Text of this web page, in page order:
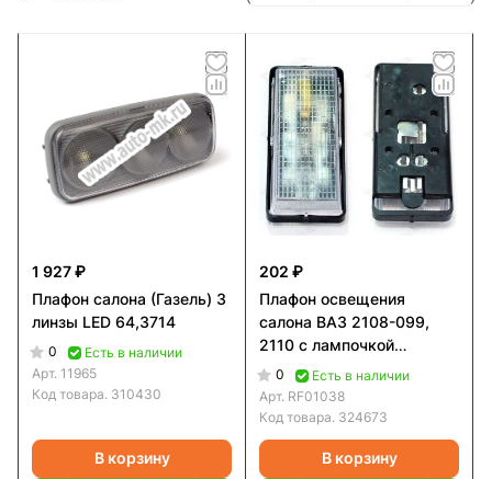
1 927 ₽
Плафон салона (Газель) 3
линзы LED 64,3714
0
Есть в наличии
Арт. 11965
Код товара. 310430
В корзину
202 ₽
Плафон освещения
салона ВАЗ 2108-099,
2110 с лампочкой
Рекардо RF01038
0
Есть в наличии
Арт. RF01038
Код товара. 324673
В корзину